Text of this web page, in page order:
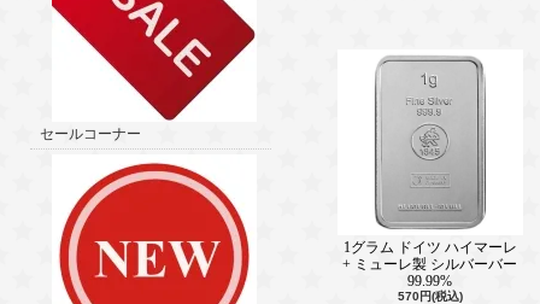
セールコーナー
1グラム ドイツ ハイマーレ
+ ミューレ製 シルバーバー
99.99%
570円(税込)